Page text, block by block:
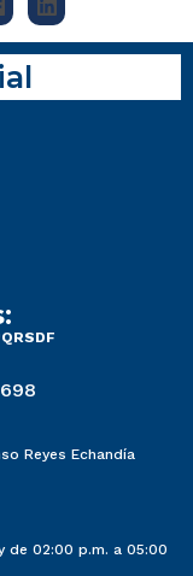
Reyes Echandía
de 02:00 p.m. a 05:00